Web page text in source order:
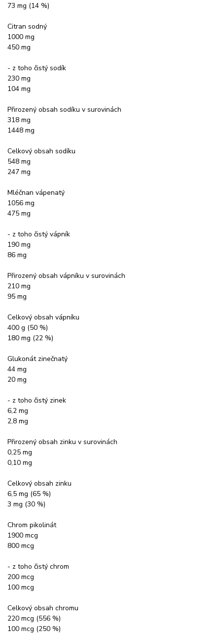
73 mg (14 %)
Citran sodný
1000 mg
450 mg
- z toho čistý sodík
230 mg
104 mg
Přirozený obsah sodíku v surovinách
318 mg
1448 mg
Celkový obsah sodíku
548 mg
247 mg
Mléčnan vápenatý
1056 mg
475 mg
- z toho čistý vápník
190 mg
86 mg
Přirozený obsah vápníku v surovinách
210 mg
95 mg
Celkový obsah vápníku
400 g (50 %)
180 mg (22 %)
Glukonát zinečnatý
44 mg
20 mg
- z toho čistý zinek
6,2 mg
2,8 mg
Přirozený obsah zinku v surovinách
0,25 mg
0,10 mg
Celkový obsah zinku
6,5 mg (65 %)
3 mg (30 %)
Chrom pikolinát
1900 mcg
800 mcg
- z toho čistý chrom
200 mcg
100 mcg
Celkový obsah chromu
220 mcg (556 %)
100 mcg (250 %)